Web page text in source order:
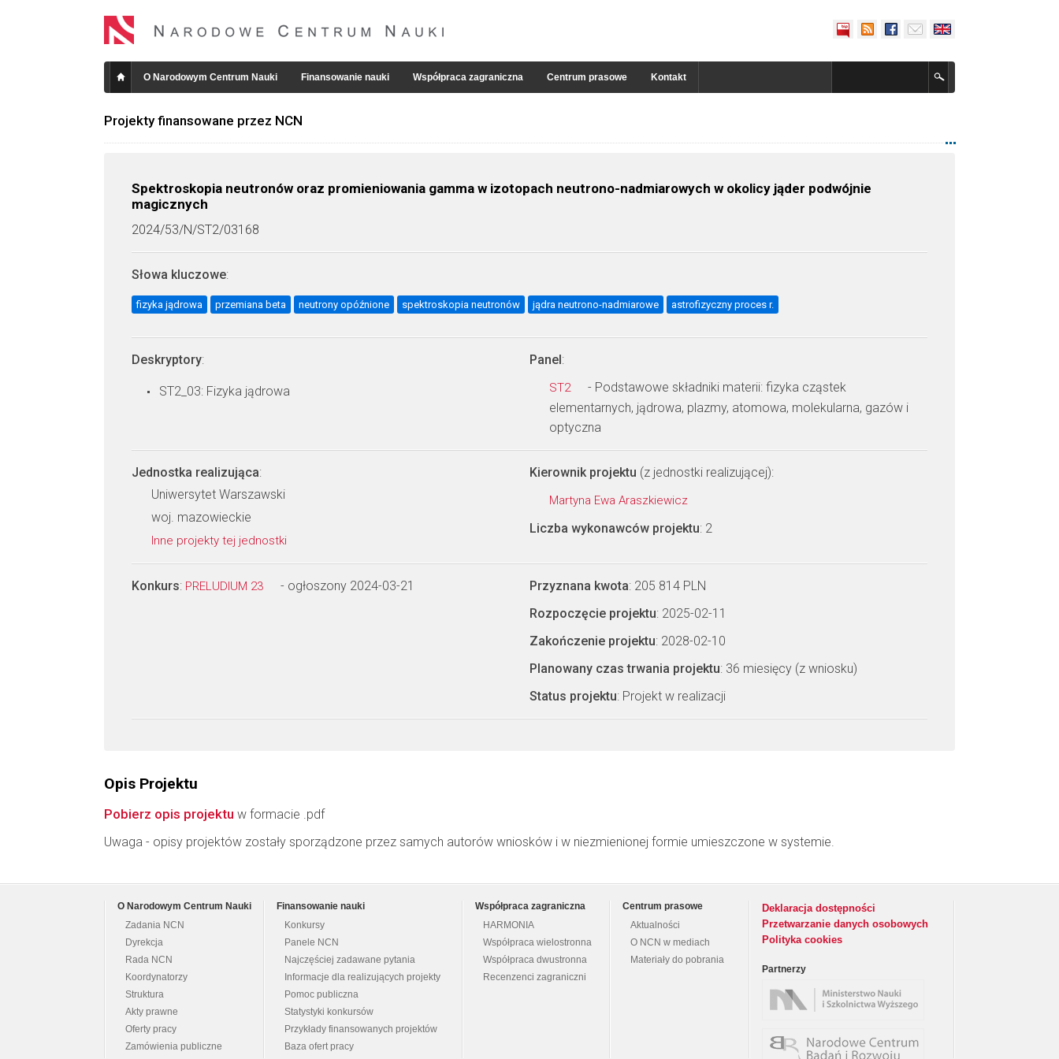
O Narodowym Centrum Nauki Finansowanie nauki Współpraca zagraniczna Centrum prasowe Kontakt
Projekty finansowane przez NCN
Spektroskopia neutronów oraz promieniowania gamma w izotopach neutrono-nadmiarowych w okolicy jąder podwójnie
magicznych
2024/53/N/ST2/03168
Słowa kluczowe:
fizyka jądrowa przemiana beta neutrony opóźnione spektroskopia neutronów jądra neutrono-nadmiarowe astrofizyczny proces r.
Deskryptory:
ST2_03: Fizyka jądrowa
Panel:
ST2
- Podstawowe składniki materii: fizyka cząstek
elementarnych, jądrowa, plazmy, atomowa, molekularna, gazów i
optyczna
Jednostka realizująca:
Uniwersytet Warszawski
woj. mazowieckie
Inne projekty tej jednostki
Kierownik projektu (z jednostki realizującej):
Martyna Ewa Araszkiewicz
Liczba wykonawców projektu: 2
Konkurs: PRELUDIUM 23 - ogłoszony 2024-03-21 Przyznana kwota: 205 814 PLN
Rozpoczęcie projektu: 2025-02-11
Zakończenie projektu: 2028-02-10
Planowany czas trwania projektu: 36 miesięcy (z wniosku)
Status projektu: Projekt w realizacji
Opis Projektu
Pobierz opis projektu w formacie .pdf
Uwaga - opisy projektów zostały sporządzone przez samych autorów wniosków i w niezmienionej formie umieszczone w systemie.
O Narodowym Centrum Nauki
Zadania NCN
Dyrekcja
Rada NCN
Koordynatorzy
Struktura
Akty prawne
Oferty pracy
Zamówienia publiczne
Finansowanie nauki
Konkursy
Panele NCN
Najczęściej zadawane pytania
Informacje dla realizujących projekty
Pomoc publiczna
Statystyki konkursów
Przykłady finansowanych projektów
Baza ofert pracy
Współpraca zagraniczna
HARMONIA
Współpraca wielostronna
Współpraca dwustronna
Recenzenci zagraniczni
Centrum prasowe
Aktualności
O NCN w mediach
Materiały do pobrania
Deklaracja dostępności
Przetwarzanie danych osobowych
Polityka cookies
Partnerzy